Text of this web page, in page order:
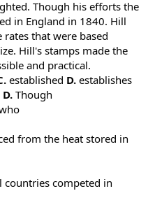
Though his efforts the
in England in 1840. Hill
that were based
Hill's stamps made the
and practical.
established D. establishes
D. Though
from the heat stored in
countries competed in